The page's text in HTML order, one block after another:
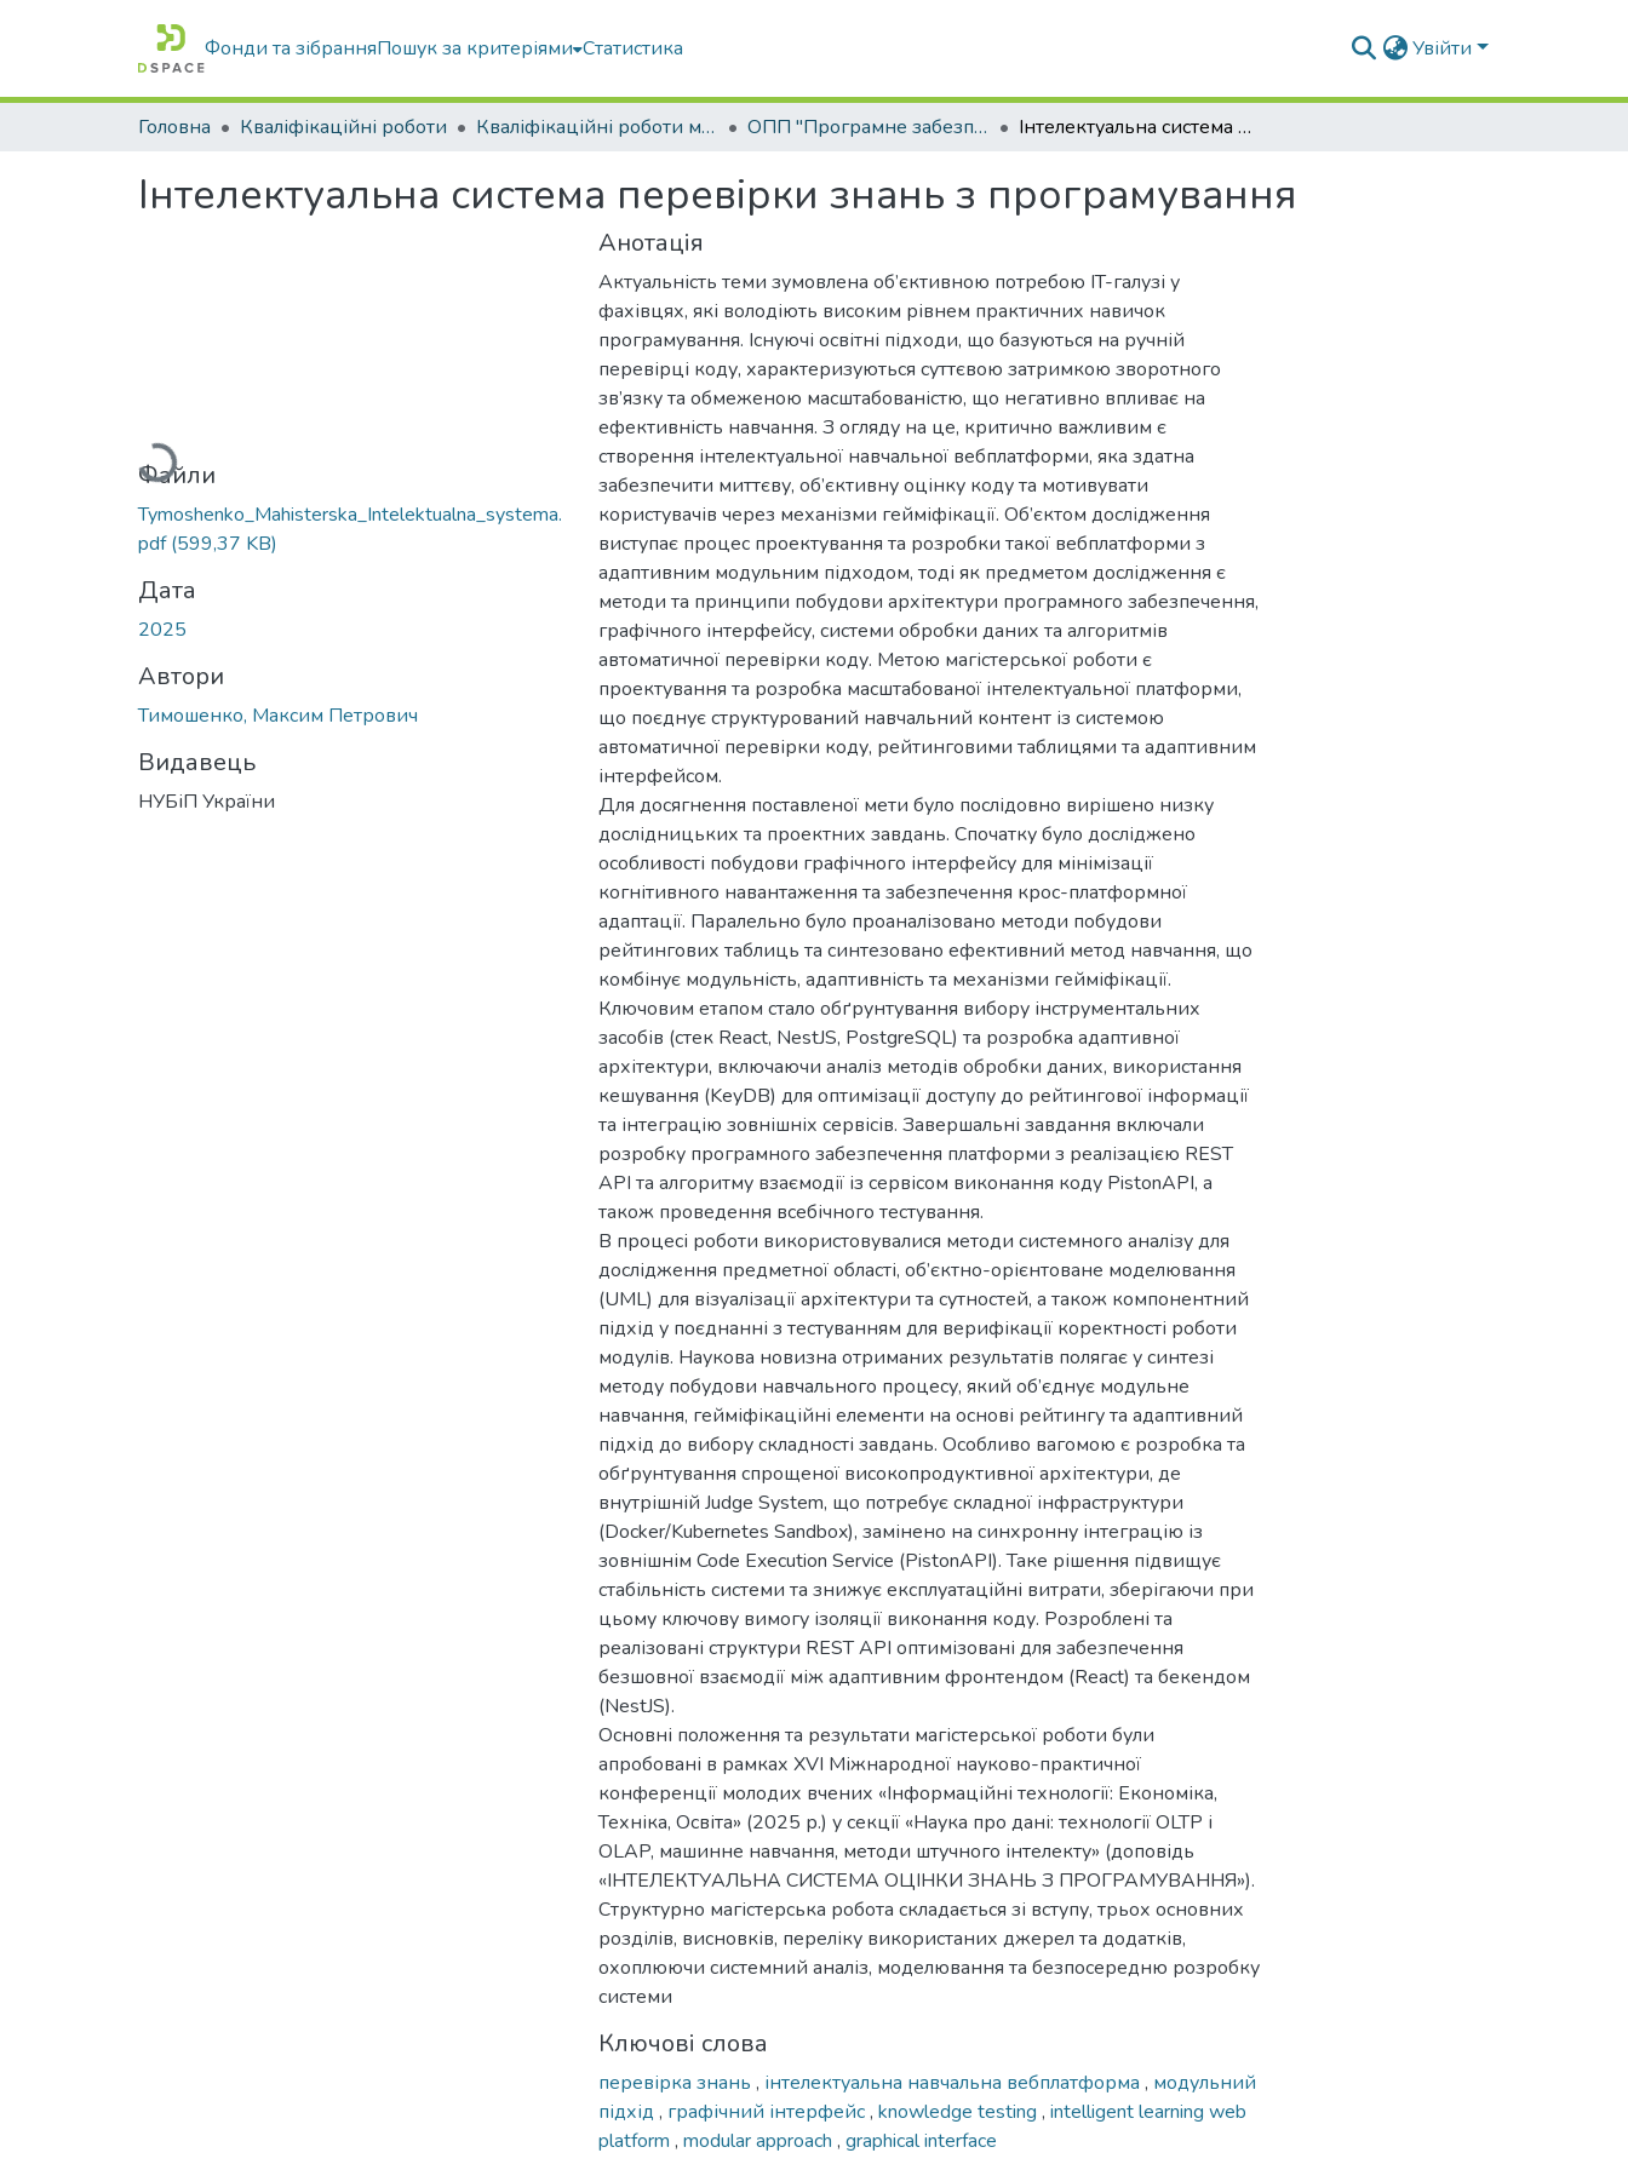
Фонди та зібранняПошук за критеріями Статистика Увійти
Головна Кваліфікаційні роботи Кваліфікаційні роботи магістрів ОПП "Програмне забезпечення інформаційних систем" Інтелектуальна система перевірки знань з програмування
Інтелектуальна система перевірки знань з програмування
Вантажиться...
Файли
Tymoshenko_Mahisterska_Intelektualna_systema.
pdf(599,37 KB)
Дата
2025
Автори
Тимошенко, Максим Петрович
Видавець
НУБіП України
Анотація
Актуальність теми зумовлена об’єктивною потребою IT-галузі у
фахівцях, які володіють високим рівнем практичних навичок
програмування. Існуючі освітні підходи, що базуються на ручній
перевірці коду, характеризуються суттєвою затримкою зворотного
зв’язку та обмеженою масштабованістю, що негативно впливає на
ефективність навчання. З огляду на це, критично важливим є
створення інтелектуальної навчальної вебплатформи, яка здатна
забезпечити миттєву, об’єктивну оцінку коду та мотивувати
користувачів через механізми гейміфікації. Об’єктом дослідження
виступає процес проектування та розробки такої вебплатформи з
адаптивним модульним підходом, тоді як предметом дослідження є
методи та принципи побудови архітектури програмного забезпечення,
графічного інтерфейсу, системи обробки даних та алгоритмів
автоматичної перевірки коду. Метою магістерської роботи є
проектування та розробка масштабованої інтелектуальної платформи,
що поєднує структурований навчальний контент із системою
автоматичної перевірки коду, рейтинговими таблицями та адаптивним
інтерфейсом.
Для досягнення поставленої мети було послідовно вирішено низку
дослідницьких та проектних завдань. Спочатку було досліджено
особливості побудови графічного інтерфейсу для мінімізації
когнітивного навантаження та забезпечення крос-платформної
адаптації. Паралельно було проаналізовано методи побудови
рейтингових таблиць та синтезовано ефективний метод навчання, що
комбінує модульність, адаптивність та механізми гейміфікації.
Ключовим етапом стало обґрунтування вибору інструментальних
засобів (стек React, NestJS, PostgreSQL) та розробка адаптивної
архітектури, включаючи аналіз методів обробки даних, використання
кешування (KeyDB) для оптимізації доступу до рейтингової інформації
та інтеграцію зовнішніх сервісів. Завершальні завдання включали
розробку програмного забезпечення платформи з реалізацією REST
API та алгоритму взаємодії із сервісом виконання коду PistonAPI, а
також проведення всебічного тестування.
В процесі роботи використовувалися методи системного аналізу для
дослідження предметної області, об’єктно-орієнтоване моделювання
(UML) для візуалізації архітектури та сутностей, а також компонентний
підхід у поєднанні з тестуванням для верифікації коректності роботи
модулів. Наукова новизна отриманих результатів полягає у синтезі
методу побудови навчального процесу, який об’єднує модульне
навчання, гейміфікаційні елементи на основі рейтингу та адаптивний
підхід до вибору складності завдань. Особливо вагомою є розробка та
обґрунтування спрощеної високопродуктивної архітектури, де
внутрішній Judge System, що потребує складної інфраструктури
(Docker/Kubernetes Sandbox), замінено на синхронну інтеграцію із
зовнішнім Code Execution Service (PistonAPI). Таке рішення підвищує
стабільність системи та знижує експлуатаційні витрати, зберігаючи при
цьому ключову вимогу ізоляції виконання коду. Розроблені та
реалізовані структури REST API оптимізовані для забезпечення
безшовної взаємодії між адаптивним фронтендом (React) та бекендом
(NestJS).
Основні положення та результати магістерської роботи були
апробовані в рамках ХVІ Міжнародної науково-практичної
конференції молодих вчених «Інформаційні технології: Економіка,
Техніка, Освіта» (2025 р.) у секції «Наука про дані: технології OLTP і
OLAP, машинне навчання, методи штучного інтелекту» (доповідь
«ІНТЕЛЕКТУАЛЬНА СИСТЕМА ОЦІНКИ ЗНАНЬ З ПРОГРАМУВАННЯ»).
Структурно магістерська робота складається зі вступу, трьох основних
розділів, висновків, переліку використаних джерел та додатків,
охоплюючи системний аналіз, моделювання та безпосередню розробку
системи
Ключові слова
перевірка знань , інтелектуальна навчальна вебплатформа , модульний
підхід , графічний інтерфейс, knowledge testing , intelligent learning web
platform , modular approach , graphical interface